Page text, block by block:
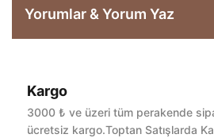
Yorumlar & Yorum Yaz
Bu ürüne ilk yorumu
Kargo
3000 ₺ ve üzeri tüm perakende
ücretsiz kargo.Toptan Satışlarda